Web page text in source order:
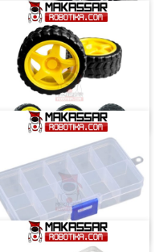
Rp. 18.000
Roda Ban Motor Kuning DC Gearbox Wheels For Arduino Smart Robot Car
Rp. 8.000